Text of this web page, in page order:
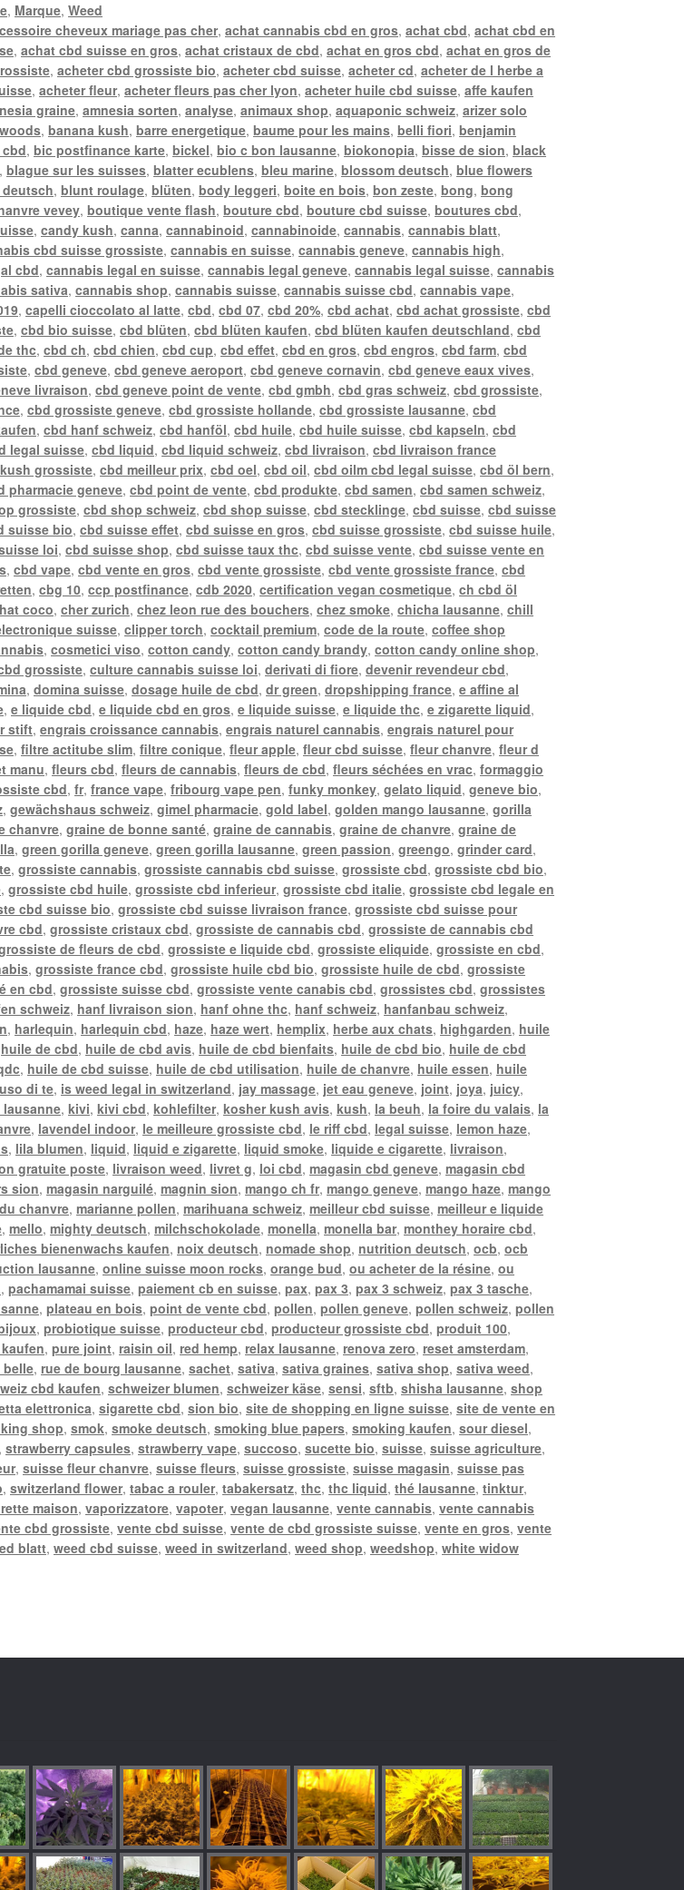
, Marque,Weed
cheveux mariage pas cher,achat cannabis cbd en gros,achat cbd,achat cbd en
,achat cbd suisse en gros,achat cristaux de cbd,achat en gros cbd,achat en gros de
,acheter cbd grossiste bio,acheter cbd suisse,acheter cd,acheter de l herbe a
,acheter fleur,acheter fleurs pas cher lyon,acheter huile cbd suisse,affe kaufen
graine,amnesia sorten,analyse,animaux shop,aquaponic schweiz,arizer solo
,banana kush,barre energetique,baume pour les mains,belli fiori,benjamin
cbd,bic postfinance karte,bickel,bio c bon lausanne,biokonopia,bisse de sion,black
,blague sur les suisses,blatter ecublens,bleu marine,blossom deutsch,blue flowers
,blunt roulage,blüten,body leggeri,boite en bois,bon zeste,bong,bong
vevey,boutique vente flash,bouture cbd,bouture cbd suisse,boutures cbd,
,candy kush,canna,cannabinoid,cannabinoide,cannabis,cannabis blatt,
cbd suisse grossiste,cannabis en suisse,cannabis geneve,cannabis high,
cbd,cannabis legal en suisse,cannabis legal geneve,cannabis legal suisse,cannabis
sativa,cannabis shop,cannabis suisse,cannabis suisse cbd,cannabis vape,
,capelli cioccolato al latte,cbd,cbd 07,cbd 20%,cbd achat,cbd achat grossiste,cbd
,cbd bio suisse,cbd blüten,cbd blüten kaufen,cbd blüten kaufen deutschland,cbd
thc,cbd ch,cbd chien,cbd cup,cbd effet,cbd en gros,cbd engros,cbd farm,cbd
,cbd geneve,cbd geneve aeroport,cbd geneve cornavin,cbd geneve eaux vives,
livraison,cbd geneve point de vente,cbd gmbh,cbd gras schweiz,cbd grossiste,
,cbd grossiste geneve,cbd grossiste hollande,cbd grossiste lausanne,cbd
,cbd hanf schweiz,cbd hanföl,cbd huile,cbd huile suisse,cbd kapseln,cbd
legal suisse,cbd liquid,cbd liquid schweiz,cbd livraison,cbd livraison france
grossiste,cbd meilleur prix,cbd oel,cbd oil,cbd oilm cbd legal suisse,cbd öl bern,
pharmacie geneve,cbd point de vente,cbd produkte,cbd samen,cbd samen schweiz,
grossiste,cbd shop schweiz,cbd shop suisse,cbd stecklinge,cbd suisse,cbd suisse
suisse bio,cbd suisse effet,cbd suisse en gros,cbd suisse grossiste,cbd suisse huile,
loi,cbd suisse shop,cbd suisse taux thc,cbd suisse vente,cbd suisse vente en
,cbd vape,cbd vente en gros,cbd vente grossiste,cbd vente grossiste france,cbd
,cbg 10,ccp postfinance,cdb 2020,certification vegan cosmetique,ch cbd öl
coco,cher zurich,chez leon rue des bouchers,chez smoke,chicha lausanne,chill
suisse,clipper torch,cocktail premium,code de la route,coffee shop
,cosmetici viso,cotton candy,cotton candy brandy,cotton candy online shop,
grossiste,culture cannabis suisse loi,derivati di fiore,devenir revendeur cbd,
,domina suisse,dosage huile de cbd,dr green,dropshipping france,e affine al
,e liquide cbd,e liquide cbd en gros,e liquide suisse,e liquide thc,e zigarette liquid,
stift,engrais croissance cannabis,engrais naturel cannabis,engrais naturel pour
,filtre actitube slim,filtre conique,fleur apple,fleur cbd suisse,fleur chanvre,fleur d
manu,fleurs cbd,fleurs de cannabis,fleurs de cbd,fleurs séchées en vrac,formaggio
cbd,fr,france vape,fribourg vape pen,funky monkey,gelato liquid,geneve bio,
,gewächshaus schweiz,gimel pharmacie,gold label,golden mango lausanne,gorilla
chanvre,graine de bonne santé,graine de cannabis,graine de chanvre,graine de
,green gorilla geneve,green gorilla lausanne,green passion,greengo,grinder card,
,grossiste cannabis,grossiste cannabis cbd suisse,grossiste cbd,grossiste cbd bio,
,grossiste cbd huile,grossiste cbd inferieur,grossiste cbd italie,grossiste cbd legale en
cbd suisse bio,grossiste cbd suisse livraison france,grossiste cbd suisse pour
cbd,grossiste cristaux cbd,grossiste de cannabis cbd,grossiste de cannabis cbd
de fleurs de cbd,grossiste e liquide cbd,grossiste eliquide,grossiste en cbd,
,grossiste france cbd,grossiste huile cbd bio,grossiste huile de cbd,grossiste
en cbd,grossiste suisse cbd,grossiste vente canabis cbd,grossistes cbd,grossistes
schweiz, hanf livraison sion, hanf ohne thc, hanf schweiz, hanfanbau schweiz,
, harlequin, harlequin cbd, haze, haze wert, hemplix, herbe aux chats, highgarden, huile
huile de cbd, huile de cbd avis, huile de cbd bienfaits, huile de cbd bio, huile de cbd
, huile de cbd suisse, huile de cbd utilisation, huile de chanvre, huile essen, huile
di te, is weed legal in switzerland, jay massage, jet eau geneve, joint, joya, juicy,
,kivi,kivi cbd,kohlefilter,kosher kush avis,kush, la beuh, la foire du valais, la
, lavendel indoor, le meilleure grossiste cbd, le riff cbd, legal suisse, lemon haze,
, lila blumen, liquid, liquid e zigarette, liquid smoke, liquide e cigarette, livraison,
gratuite poste, livraison weed, livret g, loi cbd,magasin cbd geneve,magasin cbd
sion,magasin narguilé,magnin sion,mango ch fr,mango geneve,mango haze,mango
chanvre,marianne pollen,marihuana schweiz,meilleur cbd suisse,meilleur e liquide
,mello,mighty deutsch,milchschokolade,monella,monella bar,monthey horaire cbd,
bienenwachs kaufen, noix deutsch, nomade shop, nutrition deutsch,ocb,ocb
lausanne,online suisse moon rocks,orange bud,ou acheter de la résine,ou
,pachamamai suisse,paiement cb en suisse,pax,pax 3,pax 3 schweiz,pax 3 tasche,
,plateau en bois,point de vente cbd,pollen,pollen geneve,pollen schweiz,pollen
,probiotique suisse,producteur cbd,producteur grossiste cbd,produit 100,
,pure joint, raisin oil, red hemp, relax lausanne, renova zero, reset amsterdam,
belle, rue de bourg lausanne,sachet,sativa,sativa graines,sativa shop,sativa weed,
cbd kaufen,schweizer blumen,schweizer käse,sensi,sftb,shisha lausanne,shop
elettronica,sigarette cbd,sion bio,site de shopping en ligne suisse,site de vente en
shop,smok,smoke deutsch,smoking blue papers,smoking kaufen,sour diesel,
,strawberry capsules,strawberry vape,succoso,sucette bio,suisse,suisse agriculture,
,suisse fleur chanvre,suisse fleurs,suisse grossiste,suisse magasin,suisse pas
,switzerland flower,tabac a rouler,tabakersatz,thc,thc liquid,thé lausanne,tinktur,
maison,vaporizzatore,vapoter,vegan lausanne,vente cannabis,vente cannabis
cbd grossiste,vente cbd suisse,vente de cbd grossiste suisse,vente en gros,vente
blatt,weed cbd suisse,weed in switzerland,weed shop,weedshop,white widow